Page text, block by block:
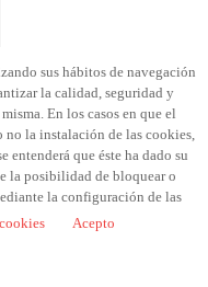
sus hábitos de navegación
la calidad, seguridad y
En los casos en que el
no la instalación de las cookies,
que éste ha dado su
la posibilidad de bloquear o
la configuración de las
Acepto